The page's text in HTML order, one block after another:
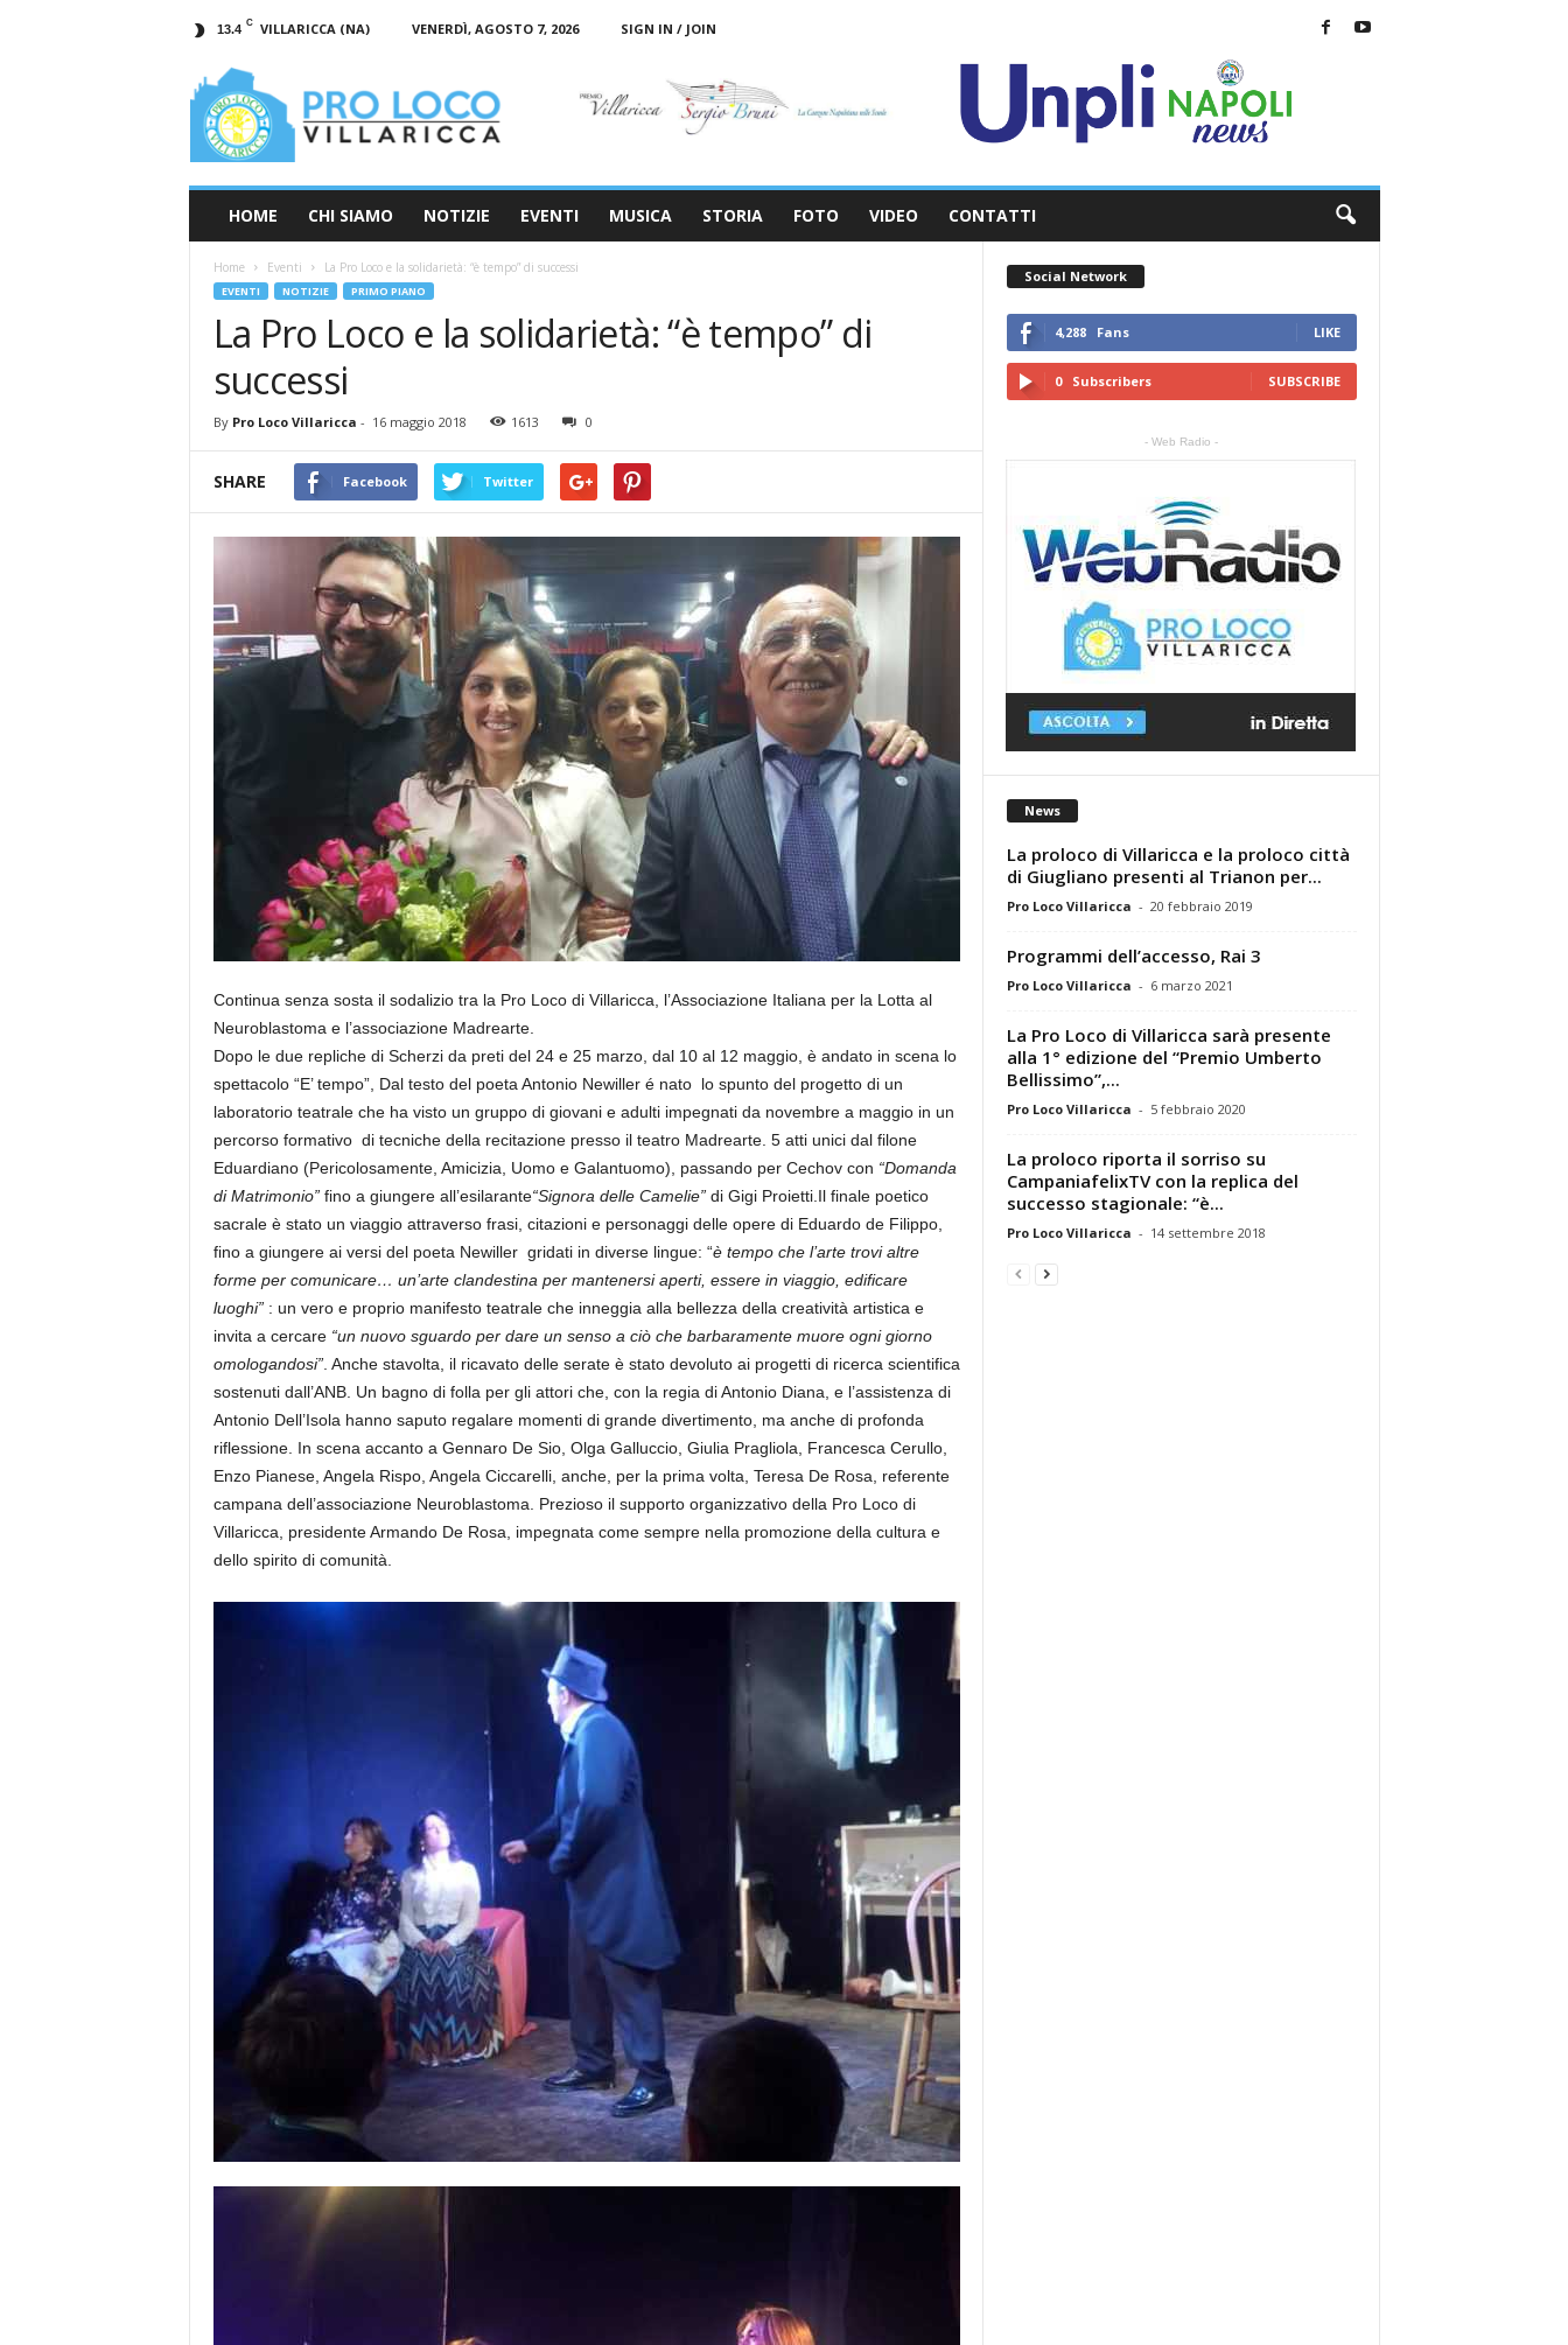
13.4 C VILLARICCA (NA) VENERDÌ, AGOSTO 7, 2026
SIGN IN / JOIN
Loco
Villaricca
Eventi
Notizie
Villaricca
HOME CHI SIAMO NOTIZIE EVENTI MUSICA STORIA FOTO VIDEO CONTATTI
Home Eventi La Pro Loco e la solidarietà: “è tempo” di successi
EVENTI NOTIZIE PRIMO PIANO
La Pro Loco e la solidarietà: “è tempo” di
successi
By Pro Loco Villaricca - 16 maggio 2018 1613 0
SHARE Facebook Twitter
Continua senza sosta il sodalizio tra la Pro Loco di Villaricca, l’Associazione Italiana per la Lotta al
Neuroblastoma e l’associazione Madrearte.
Dopo le due repliche di Scherzi da preti del 24 e 25 marzo, dal 10 al 12 maggio, è andato in scena lo
spettacolo “E’ tempo”, Dal testo del poeta Antonio Newiller é nato lo spunto del progetto di un
laboratorio teatrale che ha visto un gruppo di giovani e adulti impegnati da novembre a maggio in un
percorso formativo di tecniche della recitazione presso il teatro Madrearte. 5 atti unici dal filone
Eduardiano (Pericolosamente, Amicizia, Uomo e Galantuomo), passando per Cechov con “Domanda
di Matrimonio”fino a giungere all’esilarante“Signora delle Camelie” di Gigi Proietti.Il finale poetico
sacrale è stato un viaggio attraverso frasi, citazioni e personaggi delle opere di Eduardo de Filippo,
fino a giungere ai versi del poeta Newiller gridati in diverse lingue: “è tempo che l’arte trovi altre
forme per comunicare… un’arte clandestina per mantenersi aperti, essere in viaggio, edificare
luoghi”: un vero e proprio manifesto teatrale che inneggia alla bellezza della creatività artistica e
invita a cercare “un nuovo sguardo per dare un senso a ciò che barbaramente muore ogni giorno
omologandosi”. Anche stavolta, il ricavato delle serate è stato devoluto ai progetti di ricerca scientifica
sostenuti dall’ANB. Un bagno di folla per gli attori che, con la regia di Antonio Diana, e l’assistenza di
Antonio Dell’Isola hanno saputo regalare momenti di grande divertimento, ma anche di profonda
riflessione. In scena accanto a Gennaro De Sio, Olga Galluccio, Giulia Pragliola, Francesca Cerullo,
Enzo Pianese, Angela Rispo, Angela Ciccarelli, anche, per la prima volta, Teresa De Rosa, referente
campana dell’associazione Neuroblastoma. Prezioso il supporto organizzativo della Pro Loco di
Villaricca, presidente Armando De Rosa, impegnata come sempre nella promozione della cultura e
dello spirito di comunità.
Social Network
4,288 Fans LIKE
0 Subscribers SUBSCRIBE
- Web Radio -
News
La proloco di Villaricca e la proloco città
di Giugliano presenti al Trianon per...
Pro Loco Villaricca - 20 febbraio 2019
Programmi dell’accesso, Rai 3
Pro Loco Villaricca - 6 marzo 2021
La Pro Loco di Villaricca sarà presente
alla 1° edizione del “Premio Umberto
Bellissimo”,...
Pro Loco Villaricca - 5 febbraio 2020
La proloco riporta il sorriso su
CampaniafelixTV con la replica del
successo stagionale: “è...
Pro Loco Villaricca - 14 settembre 2018